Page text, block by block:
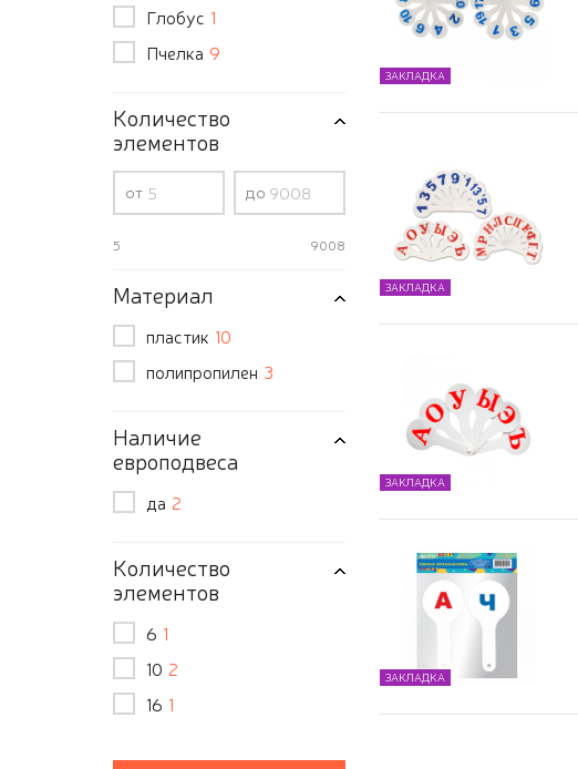
Глобус 1
Пчелка 9
Количество
элементов
от до
5 9008
Материал
пластик 10
полипропилен 3
Наличие
европодвеса
да 2
Количество
элементов
6 1
10 2
16 1
ЗАКЛАДКА
ЗАКЛАДКА
ЗАКЛАДКА
ЗАКЛАДКА